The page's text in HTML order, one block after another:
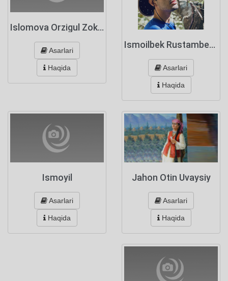
Islomova Orzigul Zokirovna
Asarlari
Haqida
Ismoilbek Rustambekov
Asarlari
Haqida
Ismoyil
Asarlari
Haqida
Jahon Otin Uvaysiy
Asarlari
Haqida